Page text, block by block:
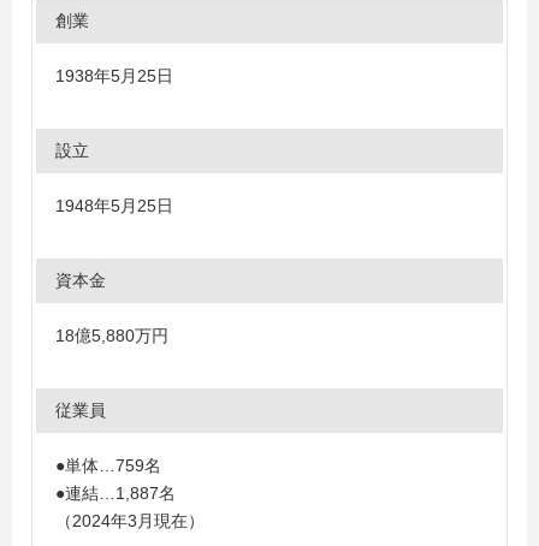
創業
1938年5月25日
設立
1948年5月25日
資本金
18億5,880万円
従業員
●単体…759名
●連結…1,887名
（2024年3月現在）